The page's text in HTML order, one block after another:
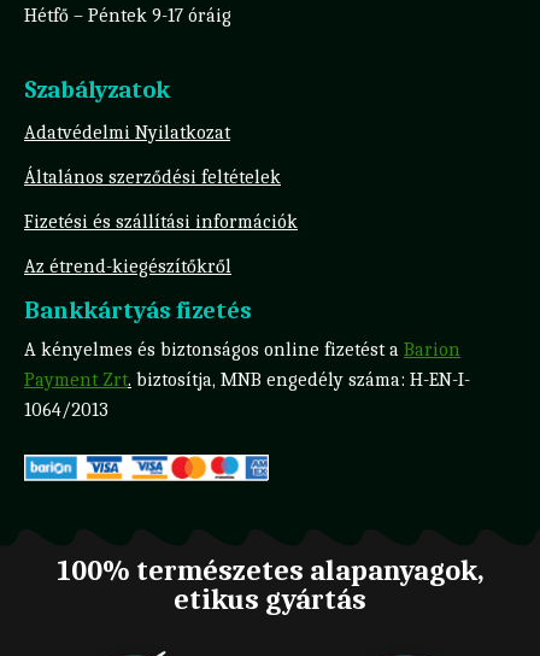
Hétfő – Péntek 9-17 óráig
Szabályzatok
Adatvédelmi Nyilatkozat
Általános szerződési feltételek
Fizetési és szállítási információk
Az étrend-kiegészítőkről
Bankkártyás fizetés
A kényelmes és biztonságos online fizetést a Barion
Payment Zrt. biztosítja, MNB engedély száma: H-EN-I-
1064/2013
100% természetes alapanyagok,
etikus gyártás